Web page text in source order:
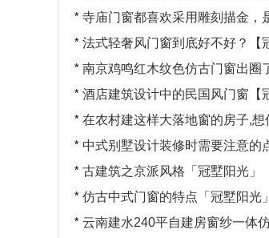
*
*
*
*
*
*
* 古建筑之京派风格「冠墅阳光」
* 仿古中式门窗的特点「冠墅阳光」
*